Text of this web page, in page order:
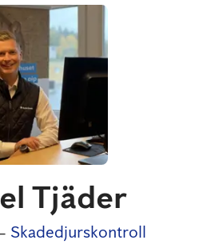
Tjäder
Skadedjurskontroll